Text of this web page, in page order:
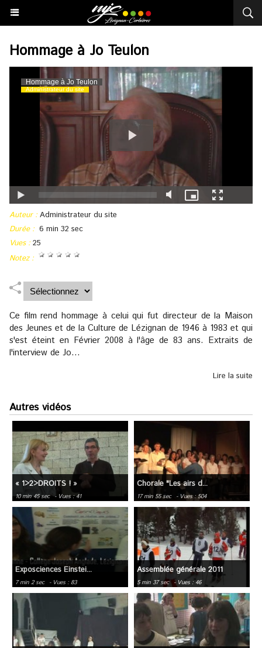
Hommage à Jo Teulon
Auteur : Administrateur du site
Durée : 6 min 32 sec
Vues : 25
Notez :
Ce film rend hommage à celui qui fut directeur de la Maison
des Jeunes et de la Culture de Lézignan de 1946 à 1983 et qui
s'est éteint en Février 2008 à l'âge de 83 ans. Extraits de
l'interview de Jo...
Lire la suite
Autres vidéos
« 1>2>DROITS ! »
10 min 45 sec - Vues : 41
Chorale "Les airs d...
17 min 55 sec - Vues : 504
Exposciences Einstei...
7 min 2 sec - Vues : 83
Assemblée générale 2011
5 min 37 sec - Vues : 46